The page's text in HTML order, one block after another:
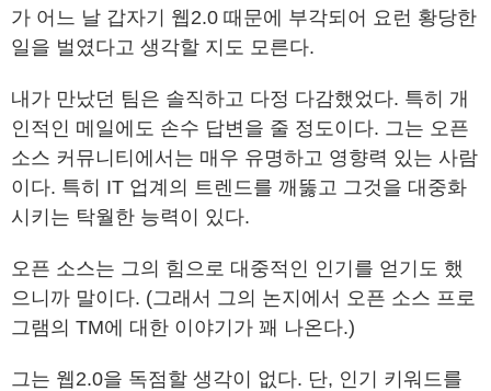
가 어느 날 갑자기 웹2.0 때문에 부각되어 요런 황당한
일을 벌였다고 생각할 지도 모른다.
내가 만났던 팀은 솔직하고 다정 다감했었다. 특히 개
인적인 메일에도 손수 답변을 줄 정도이다. 그는 오픈
소스 커뮤니티에서는 매우 유명하고 영향력 있는 사람
이다. 특히 IT 업계의 트렌드를 깨뚫고 그것을 대중화
시키는 탁월한 능력이 있다.
오픈 소스는 그의 힘으로 대중적인 인기를 얻기도 했
으니까 말이다. (그래서 그의 논지에서 오픈 소스 프로
그램의 TM에 대한 이야기가 꽤 나온다.)
그는 웹2.0을 독점할 생각이 없다. 단, 인기 키워드를